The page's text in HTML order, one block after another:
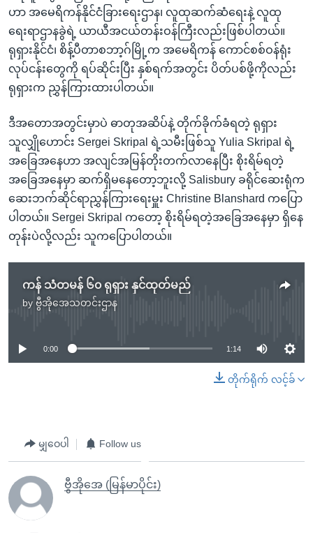
ဟာ အမေရိကန်နိုင်ငံခြားရေးဌာန၊ လူထုဆက်ဆံရေးနဲ့ လူထု
ရေးရာဌာနခွဲရဲ့ ယာယီအငယ်တန်းဝန်ကြီးလည်းဖြစ်ပါတယ်။
ရုရှားနိုင်ငံ၊ စိန့်ပီတာစဘာ့ဂ်မြို့က အမေရိကန် ကောင်စစ်ဝန်ရုံး
လုပ်ငန်းတွေကို ရပ်ဆိုင်းပြီး နှစ်ရက်အတွင်း ပိတ်ပစ်ဖို့ကိုလည်း
ရုရှားက ညွှန်ကြားထားပါတယ်။
ဒီအတောအတွင်းမှာပဲ ဓာတုအဆိပ်နဲ့ တိုက်ခိုက်ခံရတဲ့ ရုရှား
သူလျှိုဟောင်း Sergei Skripal ရဲ့သမီးဖြစ်သူ Yulia Skripal ရဲ့
အခြေအနေဟာ အလျင်အမြန်တိုးတက်လာနေပြီး စိုးရိမ်ရတဲ့
အခြေအနေမှာ ဆက်ရှိမနေတော့ဘူးလို့ Salisbury ခရိုင်ဆေးရုံက
ဆေးဘက်ဆိုင်ရာညွှန်ကြားရေးမှူး Christine Blanshard ကပြော
ပါတယ်။ Sergei Skripal ကတော့ စိုးရိမ်ရတဲ့အခြေအနေမှာ ရှိနေ
တုန်းပဲလို့လည်း သူကပြောပါတယ်။
ကန် သံတမန် ၆၀ ရုရှား နှင်ထုတ်မည်
by ဗွီအိုအေသတင်းဌာန
No media source currently available
0:00 1:14
တိုက်ရိုက် လင့်ခ်
မျှဝေပါ Follow us
ဗွီအိုအေ (မြန်မာပိုင်း)